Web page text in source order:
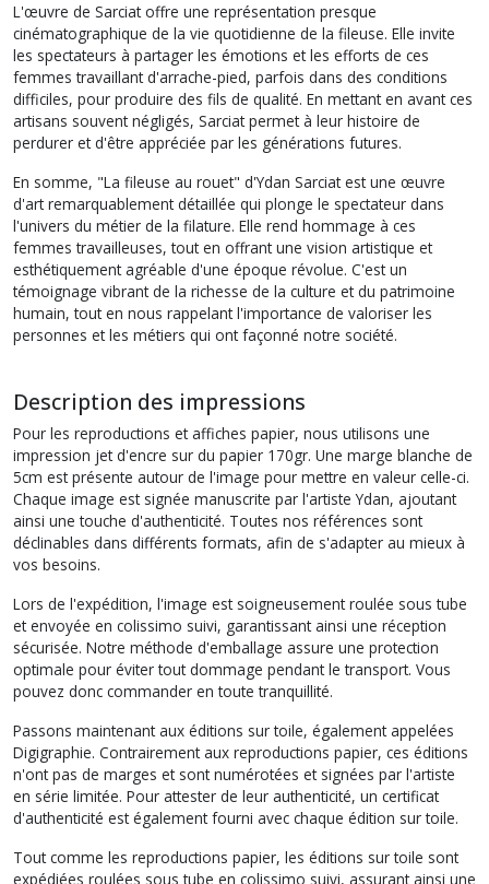
L'œuvre de Sarciat offre une représentation presque
cinématographique de la vie quotidienne de la fileuse. Elle invite
les spectateurs à partager les émotions et les efforts de ces
femmes travaillant d'arrache-pied, parfois dans des conditions
difficiles, pour produire des fils de qualité. En mettant en avant ces
artisans souvent négligés, Sarciat permet à leur histoire de
perdurer et d'être appréciée par les générations futures.
En somme, "La fileuse au rouet" d'Ydan Sarciat est une œuvre
d'art remarquablement détaillée qui plonge le spectateur dans
l'univers du métier de la filature. Elle rend hommage à ces
femmes travailleuses, tout en offrant une vision artistique et
esthétiquement agréable d'une époque révolue. C'est un
témoignage vibrant de la richesse de la culture et du patrimoine
humain, tout en nous rappelant l'importance de valoriser les
personnes et les métiers qui ont façonné notre société.
Description des impressions
Pour les reproductions et affiches papier, nous utilisons une
impression jet d'encre sur du papier 170gr. Une marge blanche de
5cm est présente autour de l'image pour mettre en valeur celle-ci.
Chaque image est signée manuscrite par l'artiste Ydan, ajoutant
ainsi une touche d'authenticité. Toutes nos références sont
déclinables dans différents formats, afin de s'adapter au mieux à
vos besoins.
Lors de l'expédition, l'image est soigneusement roulée sous tube
et envoyée en colissimo suivi, garantissant ainsi une réception
sécurisée. Notre méthode d'emballage assure une protection
optimale pour éviter tout dommage pendant le transport. Vous
pouvez donc commander en toute tranquillité.
Passons maintenant aux éditions sur toile, également appelées
Digigraphie. Contrairement aux reproductions papier, ces éditions
n'ont pas de marges et sont numérotées et signées par l'artiste
en série limitée. Pour attester de leur authenticité, un certificat
d'authenticité est également fourni avec chaque édition sur toile.
Tout comme les reproductions papier, les éditions sur toile sont
expédiées roulées sous tube en colissimo suivi, assurant ainsi une